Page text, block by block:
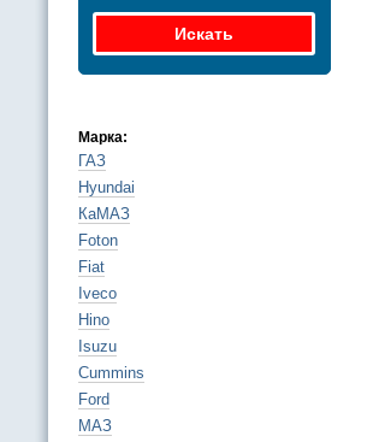
Марка:
ГАЗ
Hyundai
КаМАЗ
Foton
Fiat
Iveco
Hino
Isuzu
Cummins
Ford
МАЗ